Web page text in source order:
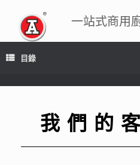
一站式商用
目錄
我們的